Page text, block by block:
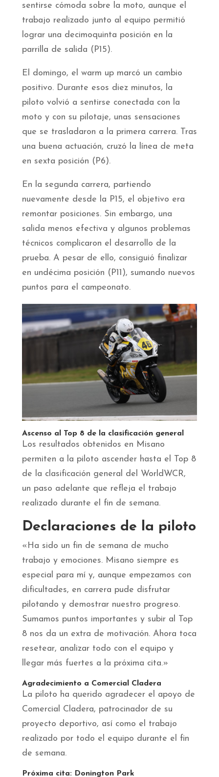
sentirse cómoda sobre la moto, aunque el
trabajo realizado junto al equipo permitió
lograr una decimoquinta posición en la
parrilla de salida (P15).
El domingo, el warm up marcó un cambio
positivo. Durante esos diez minutos, la
piloto volvió a sentirse conectada con la
moto y con su pilotaje, unas sensaciones
que se trasladaron a la primera carrera. Tras
una buena actuación, cruzó la línea de meta
en sexta posición (P6).
En la segunda carrera, partiendo
nuevamente desde la P15, el objetivo era
remontar posiciones. Sin embargo, una
salida menos efectiva y algunos problemas
técnicos complicaron el desarrollo de la
prueba. A pesar de ello, consiguió finalizar
en undécima posición (P11), sumando nuevos
puntos para el campeonato.
Ascenso al Top 8 de la clasificación general
Los resultados obtenidos en Misano
permiten a la piloto ascender hasta el Top 8
de la clasificación general del WorldWCR,
un paso adelante que refleja el trabajo
realizado durante el fin de semana.
Declaraciones de la piloto
«Ha sido un fin de semana de mucho
trabajo y emociones. Misano siempre es
especial para mí y, aunque empezamos con
dificultades, en carrera pude disfrutar
pilotando y demostrar nuestro progreso.
Sumamos puntos importantes y subir al Top
8 nos da un extra de motivación. Ahora toca
resetear, analizar todo con el equipo y
llegar más fuertes a la próxima cita.»
Agradecimiento a Comercial Cladera
La piloto ha querido agradecer el apoyo de
Comercial Cladera, patrocinador de su
proyecto deportivo, así como el trabajo
realizado por todo el equipo durante el fin
de semana.
Próxima cita: Donington Park